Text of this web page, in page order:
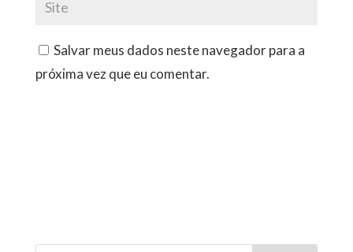
Salvar meus dados neste navegador para a
próxima vez que eu comentar.